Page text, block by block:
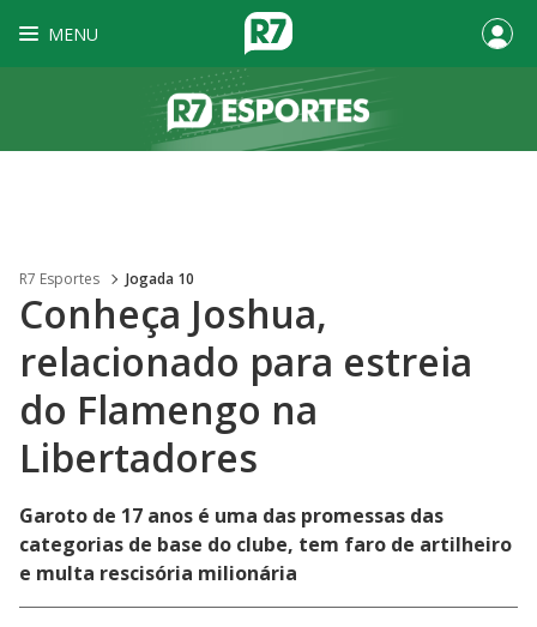
MENU
R7 Esportes Jogada 10
Conheça Joshua,
relacionado para estreia
do Flamengo na
Libertadores
Garoto de 17 anos é uma das promessas das
categorias de base do clube, tem faro de artilheiro
e multa rescisória milionária